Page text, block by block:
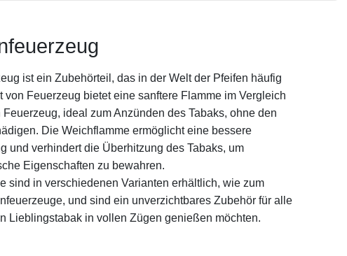
ist ein Zubehörteil, das in der Welt der Pfeifen häufig
von Feuerzeug bietet eine sanftere Flamme im Vergleich
ideal zum Anzünden des Tabaks, ohne den
Die Weichflamme ermöglicht eine bessere
und verhindert die Überhitzung des Tabaks, um
Eigenschaften zu bewahren.
sind in verschiedenen Varianten erhältlich, wie zum
und sind ein unverzichtbares Zubehör für alle
Lieblingstabak in vollen Zügen genießen möchten.